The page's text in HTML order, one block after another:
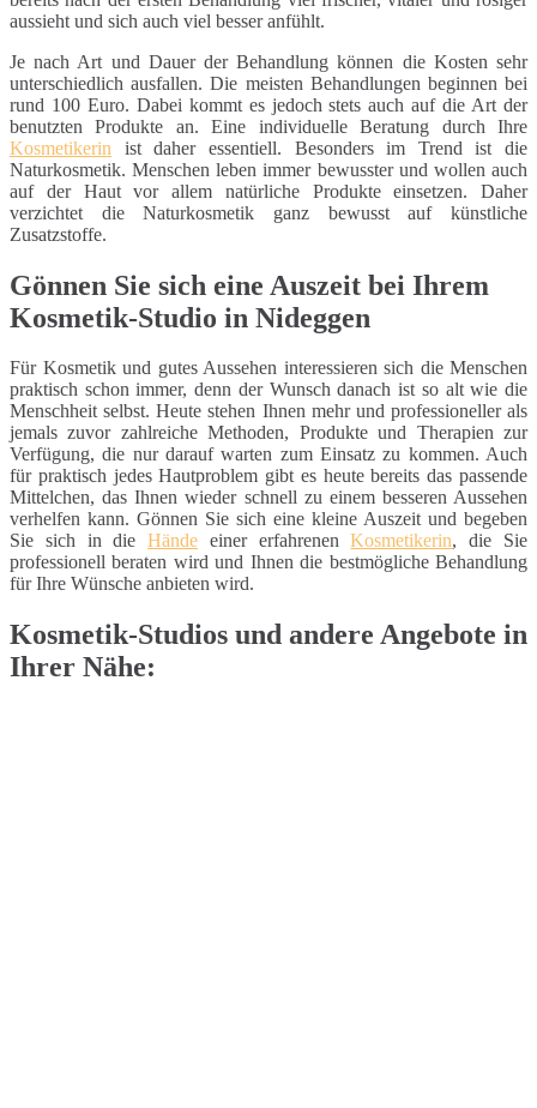
aussieht und sich auch viel besser anfühlt.
Je nach Art und Dauer der Behandlung können die Kosten sehr
unterschiedlich ausfallen. Die meisten Behandlungen beginnen bei
rund 100 Euro. Dabei kommt es jedoch stets auch auf die Art der
benutzten Produkte an. Eine individuelle Beratung durch Ihre
Kosmetikerin ist daher essentiell. Besonders im Trend ist die
Naturkosmetik. Menschen leben immer bewusster und wollen auch
auf der Haut vor allem natürliche Produkte einsetzen. Daher
verzichtet die Naturkosmetik ganz bewusst auf künstliche
Zusatzstoffe.
Gönnen Sie sich eine Auszeit bei Ihrem
Kosmetik-Studio in Nideggen
Für Kosmetik und gutes Aussehen interessieren sich die Menschen
praktisch schon immer, denn der Wunsch danach ist so alt wie die
Menschheit selbst. Heute stehen Ihnen mehr und professioneller als
jemals zuvor zahlreiche Methoden, Produkte und Therapien zur
Verfügung, die nur darauf warten zum Einsatz zu kommen. Auch
für praktisch jedes Hautproblem gibt es heute bereits das passende
Mittelchen, das Ihnen wieder schnell zu einem besseren Aussehen
verhelfen kann. Gönnen Sie sich eine kleine Auszeit und begeben
Sie sich in dieHände einer erfahrenenKosmetikerin, die Sie
professionell beraten wird und Ihnen die bestmögliche Behandlung
für Ihre Wünsche anbieten wird.
Kosmetik-Studios und andere Angebote in
Ihrer Nähe: